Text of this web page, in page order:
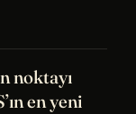
noktayı
en yeni